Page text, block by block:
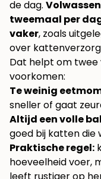
de dag.
tweemaal per
vaker, zoals
over
Dat helpt om
voorkomen:
Te weinig
sneller of gaat
Altijd een volle
goed bij katten die
Praktische regel:
hoeveelheid voer,